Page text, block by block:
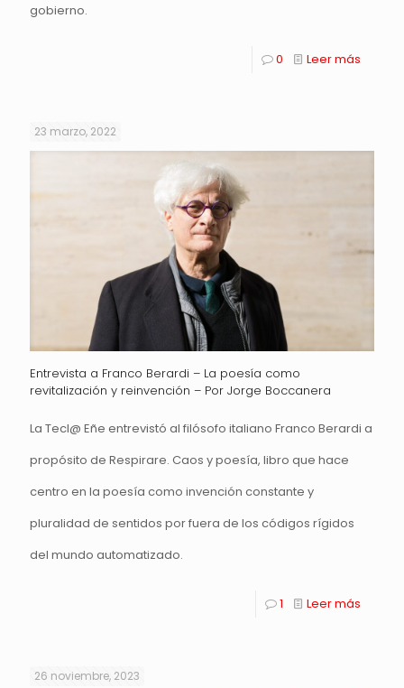
gobierno.
0 Leer más
23 marzo, 2022
Entrevista a Franco Berardi – La poesía como
revitalización y reinvención – Por Jorge Boccanera
La Tecl@ Eñe entrevistó al filósofo italiano Franco Berardi a
propósito de Respirare. Caos y poesía, libro que hace
centro en la poesía como invención constante y
pluralidad de sentidos por fuera de los códigos rígidos
del mundo automatizado.
1 Leer más
26 noviembre, 2023